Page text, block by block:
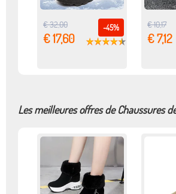
-45%
€ 32,00
€ 17,60
€ 10,17
€ 7,12
Les meilleures offres de Chaussures